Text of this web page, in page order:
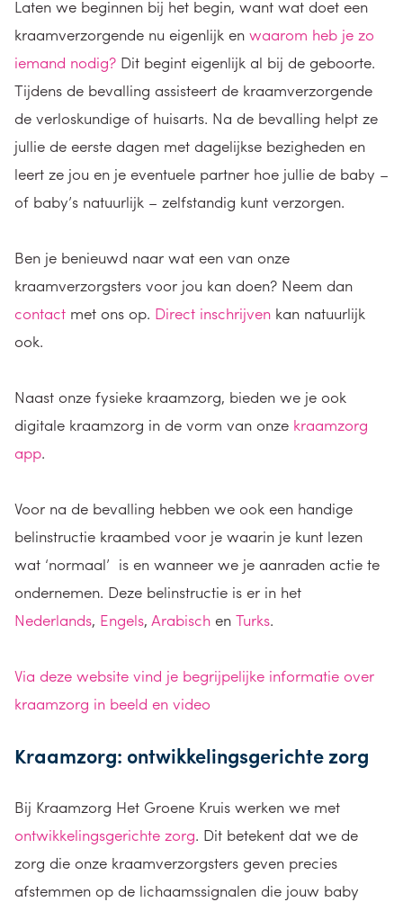
Laten we beginnen bij het begin, want wat doet een
kraamverzorgende nu eigenlijk en waarom heb je zo
iemand nodig? Dit begint eigenlijk al bij de geboorte.
Tijdens de bevalling assisteert de kraamverzorgende
de verloskundige of huisarts. Na de bevalling helpt ze
jullie de eerste dagen met dagelijkse bezigheden en
leert ze jou en je eventuele partner hoe jullie de baby –
of baby’s natuurlijk – zelfstandig kunt verzorgen.
Ben je benieuwd naar wat een van onze
kraamverzorgsters voor jou kan doen? Neem dan
contact met ons op. Direct inschrijven kan natuurlijk
ook.
Naast onze fysieke kraamzorg, bieden we je ook
digitale kraamzorg in de vorm van onze kraamzorg
app.
Voor na de bevalling hebben we ook een handige
belinstructie kraambed voor je waarin je kunt lezen
wat ‘normaal’ is en wanneer we je aanraden actie te
ondernemen. Deze belinstructie is er in het
Nederlands, Engels, Arabisch en Turks.
Via deze website vind je begrijpelijke informatie over
kraamzorg in beeld en video
Kraamzorg: ontwikkelingsgerichte zorg
Bij Kraamzorg Het Groene Kruis werken we met
ontwikkelingsgerichte zorg. Dit betekent dat we de
zorg die onze kraamverzorgsters geven precies
afstemmen op de lichaamssignalen die jouw baby